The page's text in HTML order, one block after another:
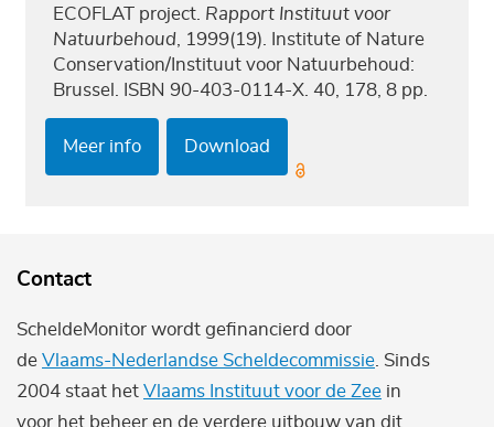
ECOFLAT project. Rapport Instituut voor
Natuurbehoud , 1999(19). Institute of Nature
Conservation/Instituut voor Natuurbehoud:
Brussel. ISBN 90-403-0114-X. 40, 178, 8 pp.
Meer info Download
Contact
ScheldeMonitor wordt gefinancierd door
de Vlaams-Nederlandse Scheldecommissie . Sinds
2004 staat het Vlaams Instituut voor de Zee in
voor het beheer en de verdere uitbouw van dit